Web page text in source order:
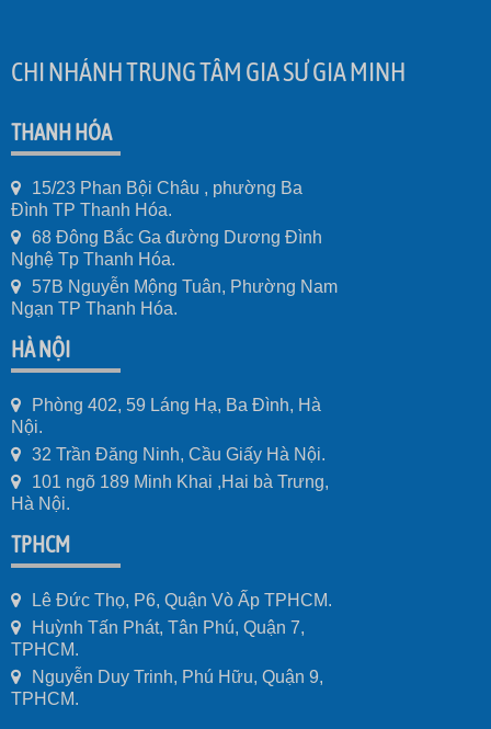
CHI NHÁNH TRUNG TÂM GIA SƯ GIA MINH
THANH HÓA
15/23 Phan Bội Châu , phường Ba
Đình TP Thanh Hóa.
68 Đông Bắc Ga đường Dương Đình
Nghệ Tp Thanh Hóa.
57B Nguyễn Mộng Tuân, Phường Nam
Ngạn TP Thanh Hóa.
HÀ NỘI
Phòng 402, 59 Láng Hạ, Ba Đình, Hà
Nội.
32 Trần Đăng Ninh, Cầu Giấy Hà Nội.
101 ngõ 189 Minh Khai ,Hai bà Trưng,
Hà Nội.
TPHCM
Lê Đức Thọ, P6, Quận Vò Ấp TPHCM.
Huỳnh Tấn Phát, Tân Phú, Quận 7,
TPHCM.
Nguyễn Duy Trinh, Phú Hữu, Quận 9,
TPHCM.